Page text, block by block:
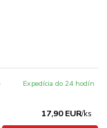
17,90 EUR/ks
Expedícia do 24 hodín